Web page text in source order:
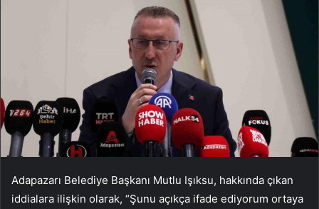
Adapazarı Belediye Başkanı Mutlu Işıksu, hakkında çıkan
iddialara ilişkin olarak, “Şunu açıkça ifade ediyorum ortaya